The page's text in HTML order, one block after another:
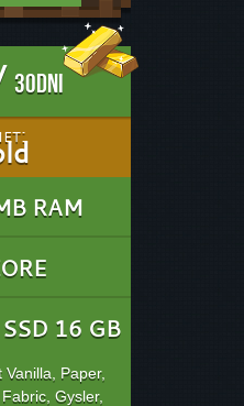
30dni
RAM
16 GB
Paper,
Gysler,